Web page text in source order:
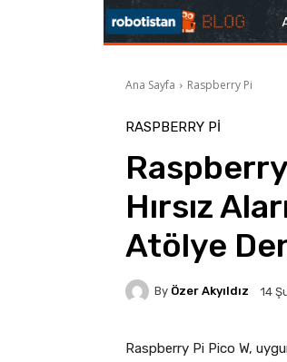
Ana Sayfa Raspberry Pi
RASPBERRY PI
Hırsız
Atölye
By Özer Akyıldız 14
Raspberry Pi Pico W,